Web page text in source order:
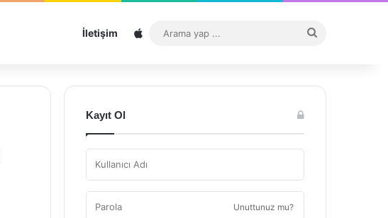
İletişim Sitemap
...
Kayıt Ol
Unuttunuz mu?